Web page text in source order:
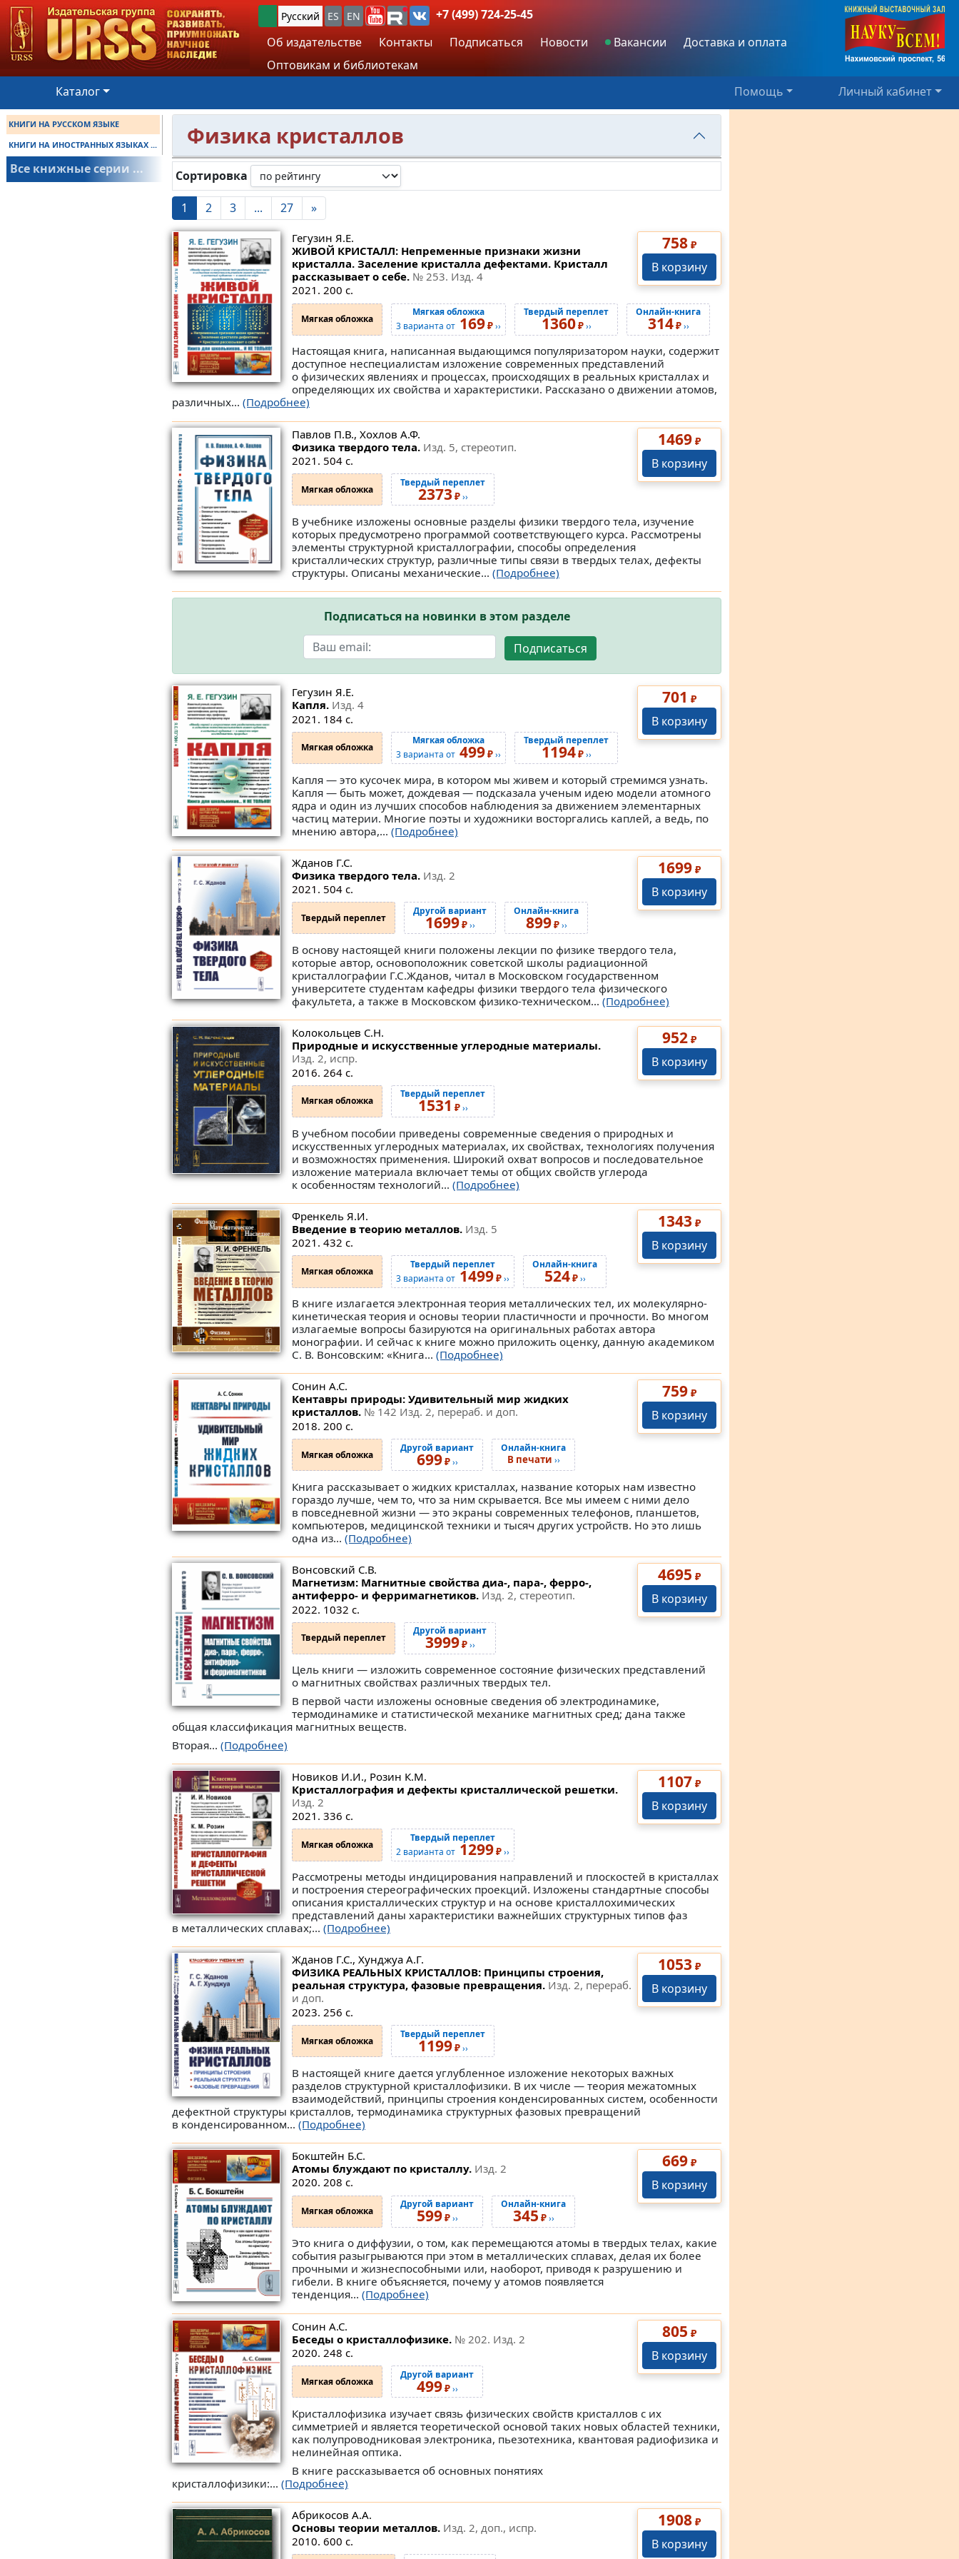
Русский ES EN
+7 (499) 724-25-45
Об издательстве
Контакты Подписаться Новости Вакансии
Доставка и оплата
Оптовикам и библиотекам
Каталог
Помощь Личный кабинет
КНИГИ НА РУССКОМ ЯЗЫКЕ
КНИГИ НА ИНОСТРАННЫХ ЯЗЫКАХ ...
Все книжные серии ...
Физика кристаллов
Сортировка
1 2 3 ... 27 »
758 ₽
В корзину
Гегузин Я.Е.
ЖИВОЙ КРИСТАЛЛ: Непременные признаки жизни
кристалла. Заселение кристалла дефектами. Кристалл
рассказывает о себе. № 253. Изд. 4
2021. 200 с.
Мягкая обложка
Мягкая обложка
3 варианта от 169₽››
Твердый переплет
1360₽››
Онлайн-книга
314₽››
Настоящая книга, написанная выдающимся популяризатором науки, содержит
доступное неспециалистам изложение современных представлений
о физических явлениях и процессах, происходящих в реальных кристаллах и
определяющих их свойства и характеристики. Рассказано о движении атомов,
различных... (Подробнее)
1469 ₽
В корзину
Павлов П.В., Хохлов А.Ф.
Физика твердого тела. Изд. 5, стереотип.
2021. 504 с.
Мягкая обложка
Твердый переплет
2373₽››
В учебнике изложены основные разделы физики твердого тела, изучение
которых предусмотрено программой соответствующего курса. Рассмотрены
элементы структурной кристаллографии, способы определения
кристаллических структур, различные типы связи в твердых телах, дефекты
структуры. Описаны механические... (Подробнее)
Подписаться на новинки в этом разделе
Подписаться
701 ₽
В корзину
Гегузин Я.Е.
Капля. Изд. 4
2021. 184 с.
Мягкая обложка
Мягкая обложка
3 варианта от 499₽››
Твердый переплет
1194₽››
Капля — это кусочек мира, в котором мы живем и который стремимся узнать.
Капля — быть может, дождевая — подсказала ученым идею модели атомного
ядра и один из лучших способов наблюдения за движением элементарных
частиц материи. Многие поэты и художники восторгались каплей, а ведь, по
мнению автора,... (Подробнее)
1699 ₽
В корзину
Жданов Г.С.
Физика твердого тела. Изд. 2
2021. 504 с.
Твердый переплет
Другой вариант
1699₽››
Онлайн-книга
899₽››
В основу настоящей книги положены лекции по физике твердого тела,
которые автор, основоположник советской школы радиационной
кристаллографии Г.С.Жданов, читал в Московском государственном
университете студентам кафедры физики твердого тела физического
факультета, а также в Московском физико-техническом... (Подробнее)
952 ₽
В корзину
Колокольцев С.Н.
Природные и искусственные углеродные материалы.
Изд. 2, испр.
2016. 264 с.
Мягкая обложка
Твердый переплет
1531 ₽››
В учебном пособии приведены современные сведения о природных и
искусственных углеродных материалах, их свойствах, технологиях получения
и возможностях применения. Широкий охват вопросов и последовательное
изложение материала включает темы от общих свойств углерода
к особенностям технологий... (Подробнее)
1343 ₽
В корзину
Френкель Я.И.
Введение в теорию металлов. Изд. 5
2021. 432 с.
Мягкая обложка
Твердый переплет
3 варианта от 1499₽››
Онлайн-книга
524₽››
В книге излагается электронная теория металлических тел, их молекулярно-
кинетическая теория и основы теории пластичности и прочности. Во многом
излагаемые вопросы базируются на оригинальных работах автора
монографии. И сейчас к книге можно приложить оценку, данную академиком
С. В. Вонсовским: «Книга... (Подробнее)
759 ₽
В корзину
Сонин А.С.
Кентавры природы: Удивительный мир жидких
кристаллов. № 142 Изд. 2, перераб. и доп.
2018. 200 с.
Мягкая обложка
Другой вариант
699₽››
Онлайн-книга
В печати ››
Книга рассказывает о жидких кристаллах, название которых нам известно
гораздо лучше, чем то, что за ним скрывается. Все мы имеем с ними дело
в повседневной жизни — это экраны современных телефонов, планшетов,
компьютеров, медицинской техники и тысяч других устройств. Но это лишь
одна из... (Подробнее)
4695 ₽
В корзину
Вонсовский С.В.
Магнетизм: Магнитные свойства диа-, пара-, ферро-,
антиферро- и ферримагнетиков. Изд. 2, стереотип.
2022. 1032 с.
Твердый переплет
Другой вариант
3999₽››
Цель книги — изложить современное состояние физических представлений
о магнитных свойствах различных твердых тел.
В первой части изложены основные сведения об электродинамике,
термодинамике и статистической механике магнитных сред; дана также
общая классификация магнитных веществ.
Вторая... (Подробнее)
1107 ₽
В корзину
Новиков И.И., Розин К.М.
Кристаллография и дефекты кристаллической решетки.
Изд. 2
2021. 336 с.
Мягкая обложка
Твердый переплет
2 варианта от 1299₽››
Рассмотрены методы индицирования направлений и плоскостей в кристаллах
и построения стереографических проекций. Изложены стандартные способы
описания кристаллических структур и на основе кристаллохимических
представлений даны характеристики важнейших структурных типов фаз
в металлических сплавах;... (Подробнее)
1053 ₽
В корзину
Жданов Г.С., Хунджуа А.Г.
ФИЗИКА РЕАЛЬНЫХ КРИСТАЛЛОВ: Принципы строения,
реальная структура, фазовые превращения. Изд. 2, перераб.
и доп.
2023. 256 с.
Мягкая обложка
Твердый переплет
1199₽››
В настоящей книге дается углубленное изложение некоторых важных
разделов структурной кристаллофизики. В их числе — теория межатомных
взаимодействий, принципы строения конденсированных систем, особенности
дефектной структуры кристаллов, термодинамика структурных фазовых превращений
в конденсированном... (Подробнее)
669 ₽
В корзину
Бокштейн Б.С.
Атомы блуждают по кристаллу. Изд. 2
2020. 208 с.
Мягкая обложка
Другой вариант
599₽››
Онлайн-книга
345 ₽››
Это книга о диффузии, о том, как перемещаются атомы в твердых телах, какие
события разыгрываются при этом в металлических сплавах, делая их более
прочными и жизнеспособными или, наоборот, приводя к разрушению и
гибели. В книге объясняется, почему у атомов появляется
тенденция... (Подробнее)
805 ₽
В корзину
Сонин А.С.
Беседы о кристаллофизике. № 202. Изд. 2
2020. 248 с.
Мягкая обложка
Другой вариант
499₽››
Кристаллофизика изучает связь физических свойств кристаллов с их
симметрией и является теоретической основой таких новых областей техники,
как полупроводниковая электроника, пьезотехника, квантовая радиофизика и
нелинейная оптика.
В книге рассказывается об основных понятиях
кристаллофизики:... (Подробнее)
1908 ₽
В корзину
Абрикосов А.А.
Основы теории металлов. Изд. 2, доп., испр.
2010. 600 с.